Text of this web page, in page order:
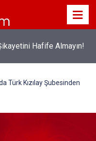
Hafife Almayın!
Türk Kızılay Şubesinden